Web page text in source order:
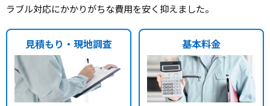
ラブル対応にかかりがちな費用を安く抑えました。
見積もり・現地調査 基本料金